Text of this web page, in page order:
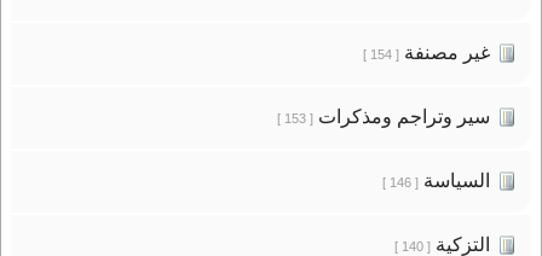
غير مصنفة[ 154 ]
سير وتراجم ومذكرات[ 153 ]
السياسة[ 146 ]
التزكية[ 140 ]